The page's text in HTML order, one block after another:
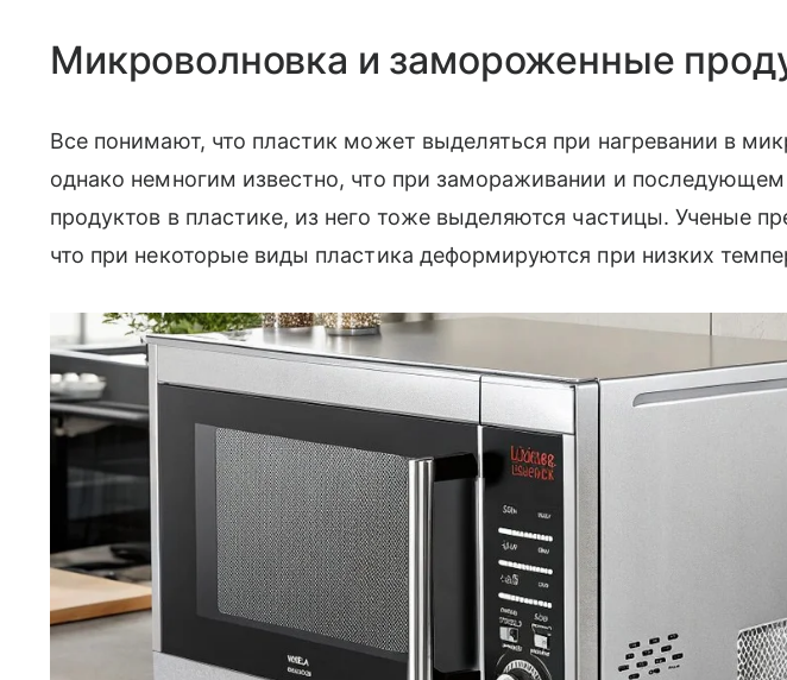
Микроволновка и замороженные
Все понимают, что пластик может выделяться при нагревании в
однако немногим известно, что при замораживании и
продуктов в пластике, из него тоже выделяются частицы. Ученые
что при некоторые виды пластика деформируются при низких